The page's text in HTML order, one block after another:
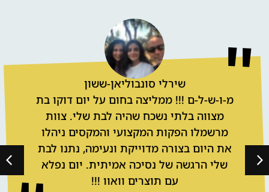
שירלי סונבוליאן-ששון
מ-ו-ש-ל-ם !!! ממליצה בחום על יום דוקו בת
מצווה בלתי נשכח שהיה לבת שלי. צוות
מרשמלו הפקות המקצועי והמקסים ניהלו
את היום בצורה מדוייקת ונעימה, נתנו לבת
שלי הרגשה של נסיכה אמיתית. יום נפלא
עם תוצרים וואוו !!!